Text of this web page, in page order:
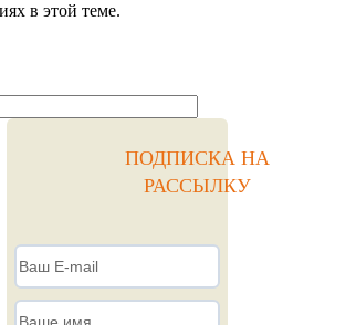
в этой теме.
ПОДПИСКА НА
РАССЫЛКУ